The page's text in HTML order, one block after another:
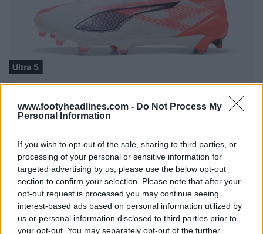
www.footyheadlines.com - Do Not Process My
Personal Information
If you wish to opt-out of the sale, sharing to third parties, or
processing of your personal or sensitive information for
targeted advertising by us, please use the below opt-out
section to confirm your selection. Please note that after your
opt-out request is processed you may continue seeing
interest-based ads based on personal information utilized by
us or personal information disclosed to third parties prior to
your opt-out. You may separately opt-out of the further